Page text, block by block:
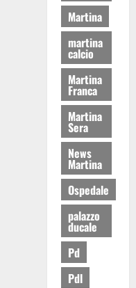
Martina
martina
calcio
Martina
Franca
Martina
Sera
News
Martina
Ospedale
palazzo
ducale
Pd
Pdl